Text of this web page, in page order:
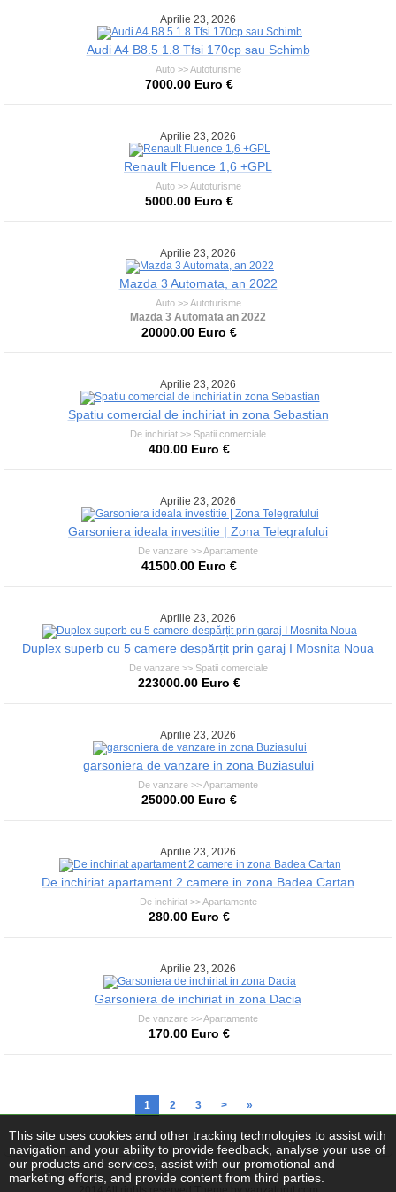
Aprilie 23, 2026
Audi A4 B8.5 1.8 Tfsi 170cp sau Schimb
Auto >> Autoturisme
7000.00 Euro €
Aprilie 23, 2026
Renault Fluence 1,6 +GPL
Auto >> Autoturisme
5000.00 Euro €
Aprilie 23, 2026
Mazda 3 Automata, an 2022
Auto >> Autoturisme
Mazda 3 Automata an 2022
20000.00 Euro €
Aprilie 23, 2026
Spatiu comercial de inchiriat in zona Sebastian
De inchiriat >> Spatii comerciale
400.00 Euro €
Aprilie 23, 2026
Garsoniera ideala investitie | Zona Telegrafului
De vanzare >> Apartamente
41500.00 Euro €
Aprilie 23, 2026
Duplex superb cu 5 camere despărțit prin garaj I Mosnita Noua
De vanzare >> Spatii comerciale
223000.00 Euro €
Aprilie 23, 2026
garsoniera de vanzare in zona Buziasului
De vanzare >> Apartamente
25000.00 Euro €
Aprilie 23, 2026
De inchiriat apartament 2 camere in zona Badea Cartan
De inchiriat >> Apartamente
280.00 Euro €
Aprilie 23, 2026
Garsoniera de inchiriat in zona Dacia
De vanzare >> Apartamente
170.00 Euro €
1 2 3 > »
This site uses cookies and other tracking technologies to assist with
navigation and your ability to provide feedback, analyse your use of
our products and services, assist with our promotional and
marketing efforts, and provide content from third parties.